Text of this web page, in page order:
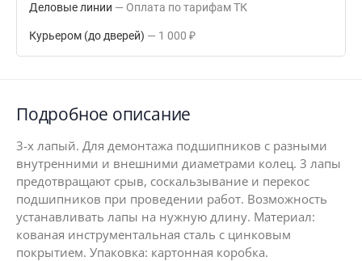
Деловые линии Оплата по тарифам ТК
Курьером (до дверей) 1 000 ₽
Подробное описание
3-х лапый. Для демонтажа подшипников с разными
внутренними и внешними диаметрами колец. 3 лапы
предотвращают срыв, соскальзывание и перекос
подшипников при проведении работ. Возможность
устанавливать лапы на нужную длину. Материал:
кованая инструментальная сталь с цинковым
покрытием. Упаковка: картонная коробка.